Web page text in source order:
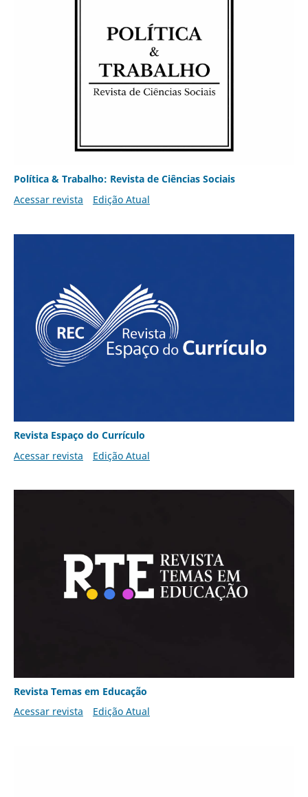
Política & Trabalho: Revista de Ciências Sociais
Acessar revista
Edição Atual
Revista Espaço do Currículo
Acessar revista
Edição Atual
Revista Temas em Educação
Acessar revista
Edição Atual